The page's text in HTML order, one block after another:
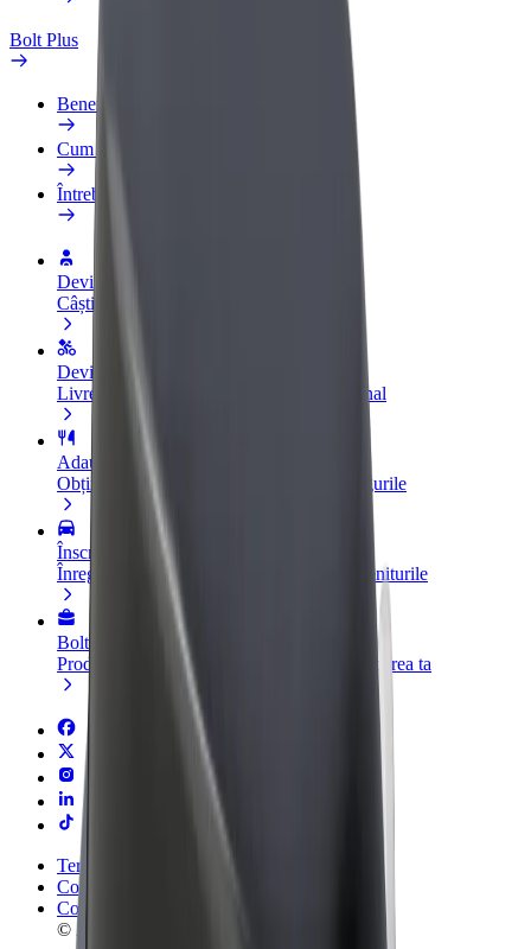
Bolt Plus
Beneficii
Cum devii membru
Întrebări frecvente
Devino șofer
Câștigă bani după propriile reguli
Devino curier
Livrează mâncare și câștigă bani săptămânal
Adaugă un restaurant sau un magazin
Obține mai mulți clienți și mărește-ți câștigurile
Înscrie-te ca administrator de flotă
Înregistrează-ți flota la Bolt și mărește-ți veniturile
Bolt for Business
Produse și servicii Bolt adaptate pentru afacerea ta
Termeni și Condiții
Confidențialitate
Cookie-uri
© 2026 Bolt Technology OÜ